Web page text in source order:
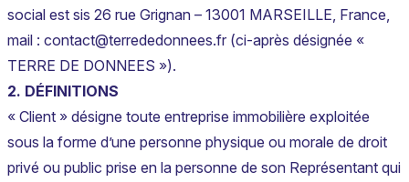
social est sis 26 rue Grignan – 13001 MARSEILLE, France,
mail : contact@terrededonnees.fr (ci-après désignée «
TERRE DE DONNEES »).
2. DÉFINITIONS
« Client » désigne toute entreprise immobilière exploitée
sous la forme d’une personne physique ou morale de droit
privé ou public prise en la personne de son Représentant qui